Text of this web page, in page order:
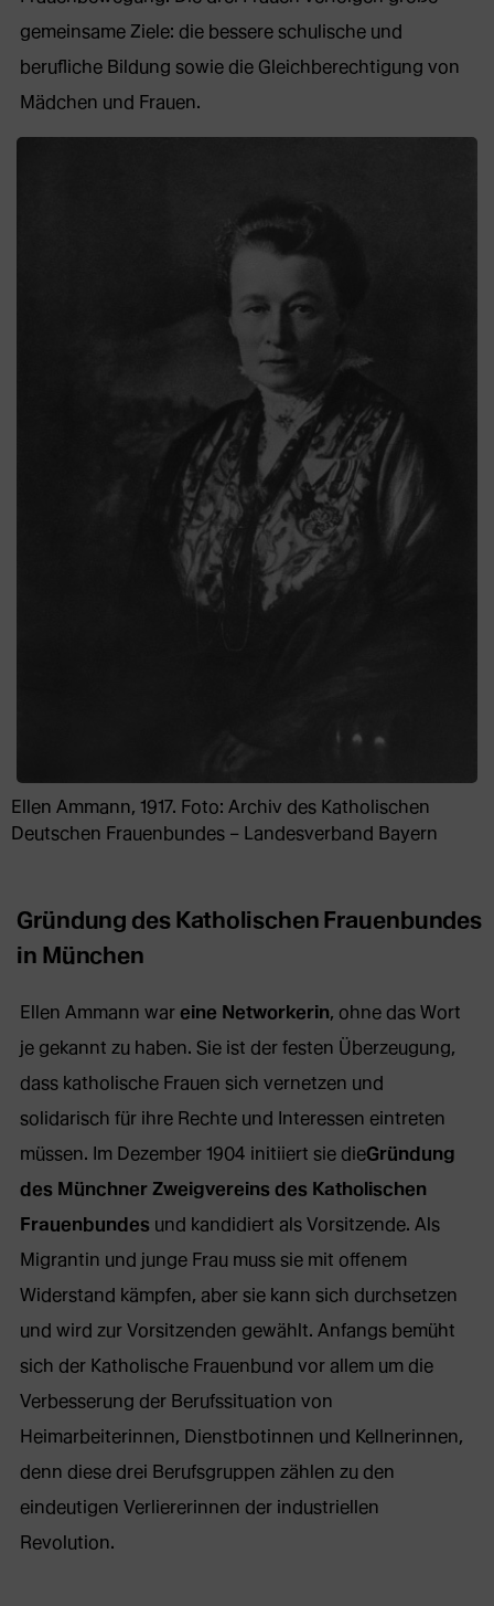
gemeinsame Ziele: die bessere schulische und
berufliche Bildung sowie die Gleichberechtigung von
Mädchen und Frauen.
Ellen Ammann, 1917. Foto: Archiv des Katholischen
Deutschen Frauenbundes – Landesverband Bayern
Gründung des Katholischen Frauenbundes
in München
Ellen Ammann war eine Networkerin, ohne das Wort
je gekannt zu haben. Sie ist der festen Überzeugung,
dass katholische Frauen sich vernetzen und
solidarisch für ihre Rechte und Interessen eintreten
müssen. Im Dezember 1904 initiiert sie dieGründung
des Münchner Zweigvereins des Katholischen
Frauenbundesund kandidiert als Vorsitzende. Als
Migrantin und junge Frau muss sie mit offenem
Widerstand kämpfen, aber sie kann sich durchsetzen
und wird zur Vorsitzenden gewählt. Anfangs bemüht
sich der Katholische Frauenbund vor allem um die
Verbesserung der Berufssituation von
Heimarbeiterinnen, Dienstbotinnen und Kellnerinnen,
denn diese drei Berufsgruppen zählen zu den
eindeutigen Verliererinnen der industriellen
Revolution.